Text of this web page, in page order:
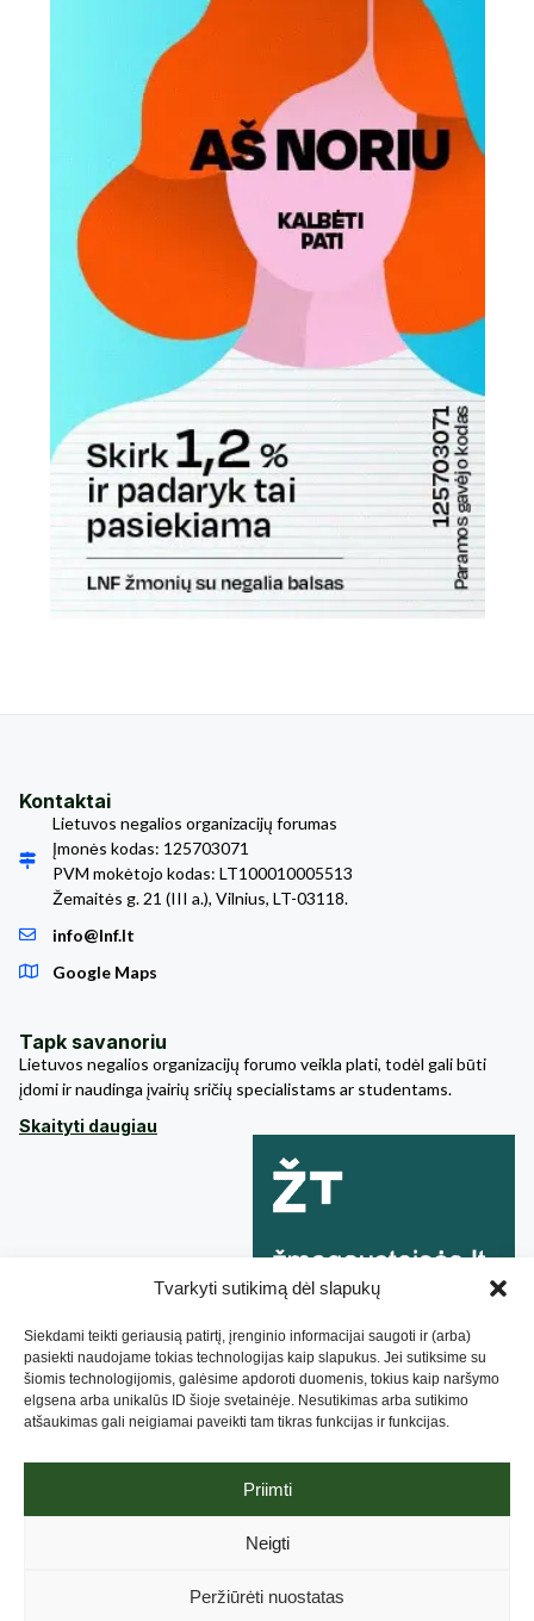
Tvarkyti sutikimą dėl slapukų
Siekdami teikti geriausią patirtį, įrenginio informacijai saugoti ir (arba)
pasiekti naudojame tokias technologijas kaip slapukus. Jei sutiksime su
šiomis technologijomis, galėsime apdoroti duomenis, tokius kaip naršymo
elgsena arba unikalūs ID šioje svetainėje. Nesutikimas arba sutikimo
atšaukimas gali neigiamai paveikti tam tikras funkcijas ir funkcijas.
Priimti
Neigti
Peržiūrėti nuostatas
Kontaktai
Lietuvos negalios organizacijų forumas
Įmonės kodas: 125703071
PVM mokėtojo kodas: LT100010005513
Žemaitės g. 21 (III a.), Vilnius, LT-03118.
info@lnf.lt
Google Maps
Tapk savanoriu
Lietuvos negalios organizacijų forumo veikla plati, todėl gali būti
įdomi ir naudinga įvairių sričių specialistams ar studentams.
Skaityti daugiau
Privatumo pranešimas.Aukojimo taisyklės